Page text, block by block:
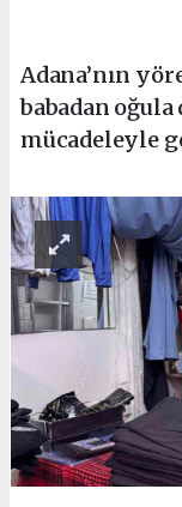
Adana’nın
babadan
mücadeleyle